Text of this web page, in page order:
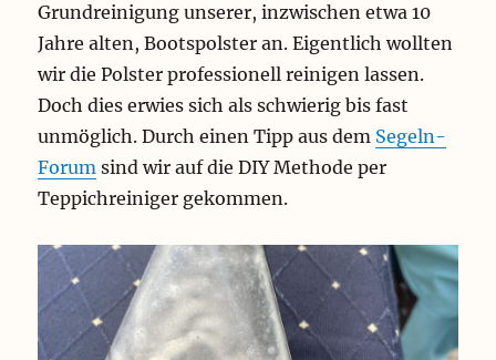
Grundreinigung unserer, inzwischen etwa 10
Jahre alten, Bootspolster an. Eigentlich wollten
wir die Polster professionell reinigen lassen.
Doch dies erwies sich als schwierig bis fast
unmöglich. Durch einen Tipp aus dem Segeln-
Forum sind wir auf die DIY Methode per
Teppichreiniger gekommen.